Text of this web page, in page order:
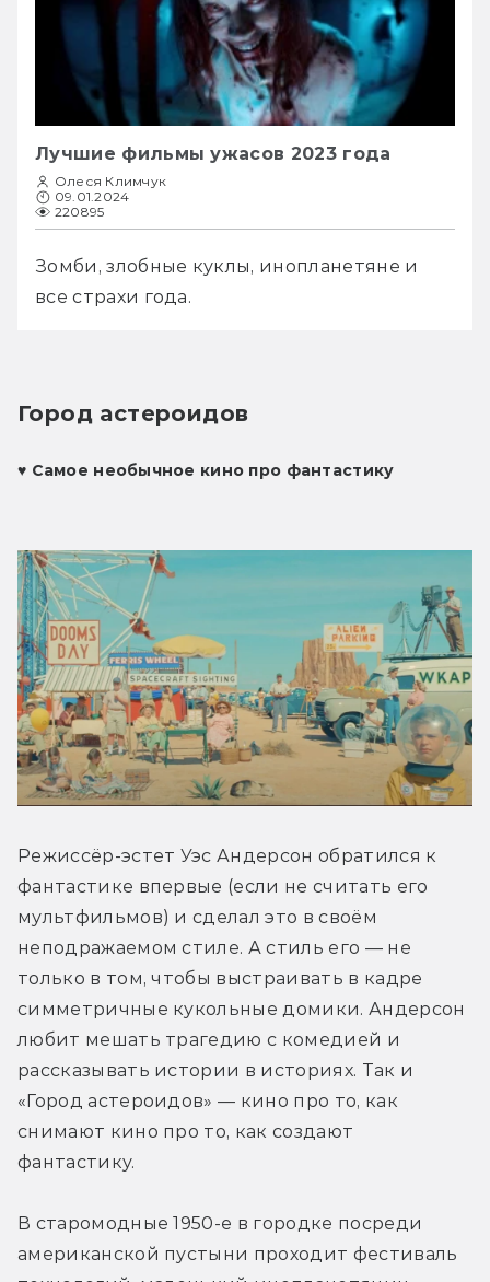
Лучшие фильмы ужасов 2023 года
Олеся Климчук
09.01.2024
220895
Зомби, злобные куклы, инопланетяне и
все страхи года.
Город астероидов
♥ Самое необычное кино про фантастику
Режиссёр-эстет Уэс Андерсон обратился к
фантастике впервые (если не считать его
мультфильмов) и сделал это в своём
неподражаемом стиле. А стиль его — не
только в том, чтобы выстраивать в кадре
симметричные кукольные домики. Андерсон
любит мешать трагедию с комедией и
рассказывать истории в историях. Так и
«Город астероидов» — кино про то, как
снимают кино про то, как создают
фантастику.
В старомодные 1950-е в городке посреди
американской пустыни проходит фестиваль